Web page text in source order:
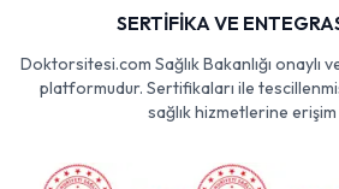
SERTİFİKA VE
Doktorsitesi.com Sağlık Bakanlığı onaylı
platformudur. Sertifikaları ile
sağlık hizmetlerine